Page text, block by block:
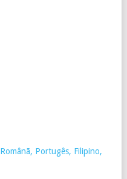
Românã, Portugês, Filipino,